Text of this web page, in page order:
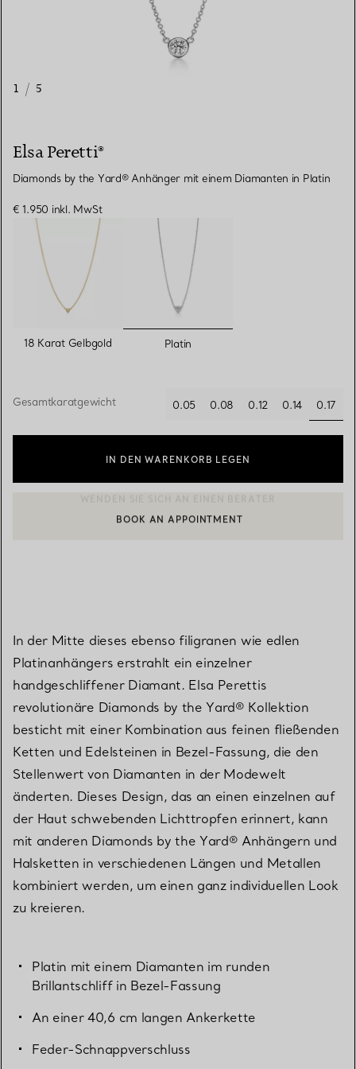
1 / 5
Elsa Peretti®
Diamonds by the Yard® Anhänger mit einem Diamanten in Platin
€ 1.950 inkl. MwSt
18 Karat Gelbgold ausgewählt
Platin
Gesamtkaratgewicht 0.05 0.08 0.12 0.14
0.17
IN DEN WARENKORB LEGEN
EINEN KUNDENBERATER KONTAKTIEREN ODER EINEN
BOOK AN APPOINTMENT
In der Mitte dieses ebenso filigranen wie edlen
Platinanhängers erstrahlt ein einzelner
handgeschliffener Diamant. Elsa Perettis
revolutionäre Diamonds by the Yard® Kollektion
besticht mit einer Kombination aus feinen fließenden
Ketten und Edelsteinen in Bezel-Fassung, die den
Stellenwert von Diamanten in der Modewelt
änderten. Dieses Design, das an einen einzelnen auf
der Haut schwebenden Lichttropfen erinnert, kann
mit anderen Diamonds by the Yard® Anhängern und
Halsketten in verschiedenen Längen und Metallen
kombiniert werden, um einen ganz individuellen Look
zu kreieren.
Platin mit einem Diamanten im runden
Brillantschliff in Bezel-Fassung
An einer 40,6 cm langen Ankerkette
Feder-Schnappverschluss